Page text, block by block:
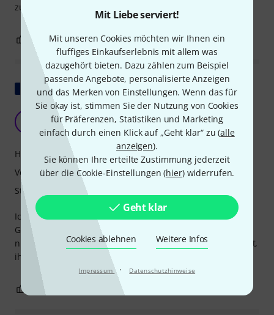
Mit Liebe serviert!
Mit unseren Cookies möchten wir Ihnen ein
fluffiges Einkaufserlebnis mit allem was
dazugehört bieten. Dazu zählen zum Beispiel
passende Angebote, personalisierte Anzeigen
und das Merken von Einstellungen. Wenn das für
Sie okay ist, stimmen Sie der Nutzung von Cookies
für Präferenzen, Statistiken und Marketing
einfach durch einen Klick auf „Geht klar“ zu (alle
anzeigen).
Sie können Ihre erteilte Zustimmung jederzeit
über die Cookie-Einstellungen (hier) widerrufen.
Geht klar
Cookies ablehnen Weitere Infos
Impressum · Datenschutzhinweise
zufrieden
2 0 BEWERTUNG MELDEN
Original zeigen
Nicht verstanden
Anonym 17.03.2016
Ich habe die Beschreibung nicht verstanden. Es ist nur ein
Gurt zum Aufhängen des Cellokoffers. Für mich völlig
nutzlos. Da er nicht defekt war, habe ich mich nicht getraut,
ihn zurückzuschicken.
Handling
Verarbeitung
Stabilität
BEWERTUNG MELDEN